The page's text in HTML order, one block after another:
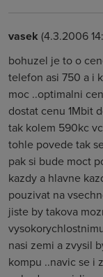
vasek (4.3.2006
bohuzel je to o
telefon asi 750 a i
moc ..optimalni
dostat cenu 1Mbit
tak kolem 590kc
tohle povede tak
pak si bude moct
kazdy a hlavne
pouzivat na
jiste by takova
nasi zemi a zvysil
kompu ..navic se i